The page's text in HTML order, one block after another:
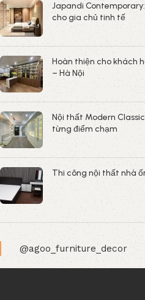
Japandi
cho gia chủ tinh tế
Hoàn thiện cho khách
– Hà Nội
Nội thất Modern
từng điểm chạm
Thi công nội thất nhà
@agoo_furniture_decor